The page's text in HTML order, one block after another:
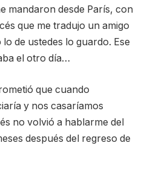
mandaron desde París, con
que me tradujo un amigo
de ustedes lo guardo. Ese
el otro día…
que cuando
y nos casaríamos
no volvió a hablarme del
después del regreso de